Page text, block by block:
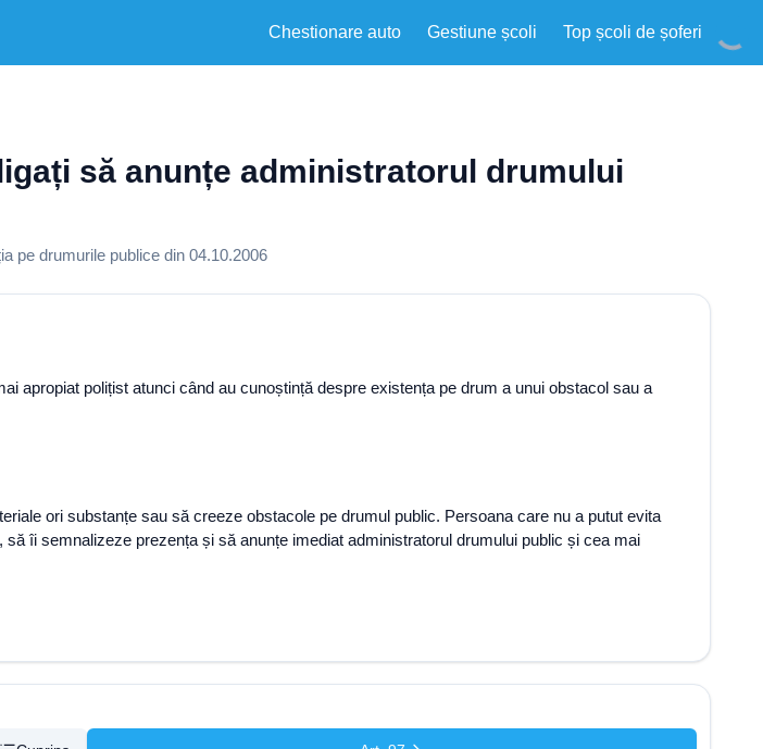
Chestionare auto Gestiune școli Top școli de șoferi
să anunțe administratorul drumului
pe drumurile publice din 04.10.2006
apropiat polițist atunci când au cunoștință despre existența pe drum a unui obstacol sau a
ori substanțe sau să creeze obstacole pe drumul public. Persoana care nu a putut evita
îi semnalizeze prezența și să anunțe imediat administratorul drumului public și cea mai